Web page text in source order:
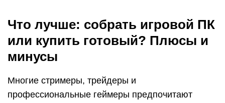
Что лучше: собрать игровой ПК
или купить готовый? Плюсы и
минусы
Многие стримеры, трейдеры и
профессиональные геймеры предпочитают